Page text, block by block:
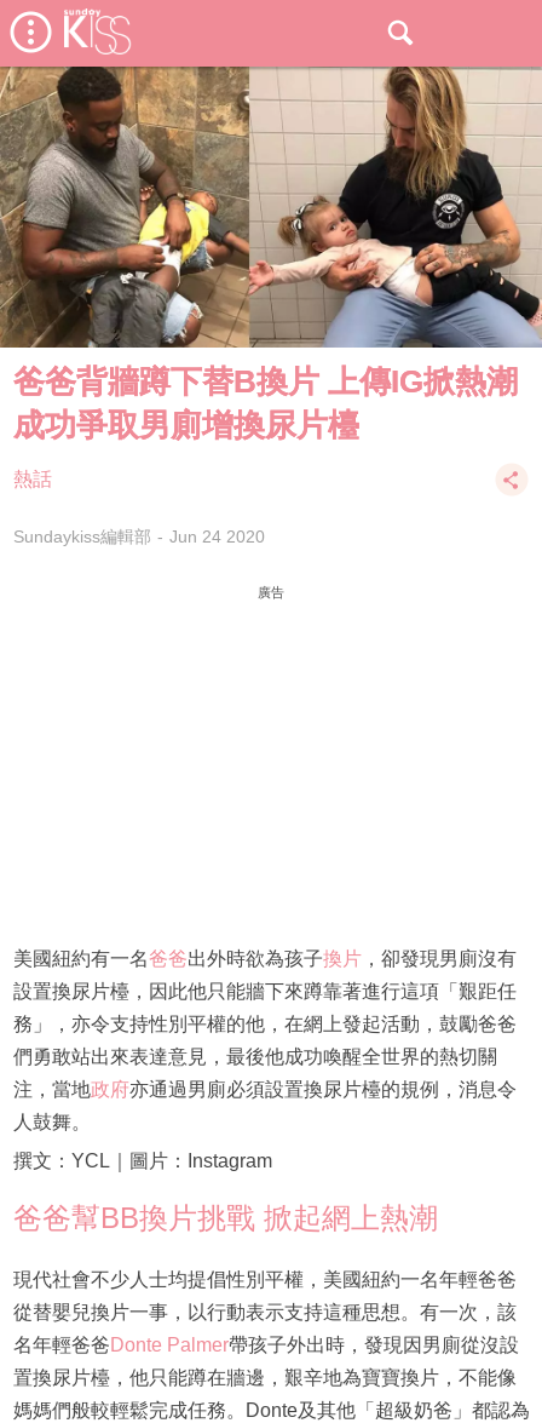
爸爸背牆蹲下替B換片 上傳IG掀熱潮
成功爭取男廁增換尿片檯
熱話
Sundaykiss編輯部 Jun 24 2020
廣告
美國紐約有一名爸爸出外時欲為孩子換片，卻發現男廁沒有
設置換尿片檯，因此他只能牆下來蹲靠著進行這項「艱距任
務」，亦令支持性別平權的他，在網上發起活動，鼓勵爸爸
們勇敢站出來表達意見，最後他成功喚醒全世界的熱切關
注，當地政府亦通過男廁必須設置換尿片檯的規例，消息令
人鼓舞。
撰文：YCL｜圖片：Instagram
爸爸幫BB換片挑戰 掀起網上熱潮
現代社會不少人士均提倡性別平權，美國紐約一名年輕爸爸
從替嬰兒換片一事，以行動表示支持這種思想。有一次，該
名年輕爸爸 Donte Palmer帶孩子外出時，發現因男廁從沒設
置換尿片檯，他只能蹲在牆邊，艱辛地為寶寶換片，不能像
媽媽們般較輕鬆完成任務。Donte及其他「超級奶爸」都認為